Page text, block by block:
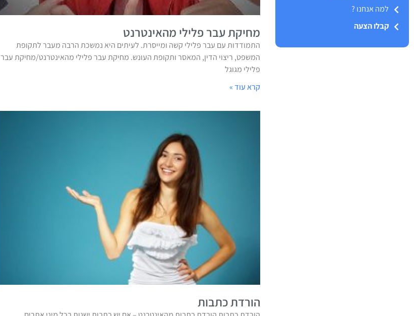
למה אנחנו ?
קבלו הצעה
מחיקת עבר פלילי מהאינטרנט
התמודדות עם עבר פלילי קשה ומייסרת. לעיתים היא נמשכת הרבה מעבר לתקופת
המשפט, ריצוי הדין, המאסר ותקופת העונש. מחיקת עבר פלילי מהאינטרנט/מחיקת עבר
פלילי מגוגל
קרא עוד »
הורדת כתבות